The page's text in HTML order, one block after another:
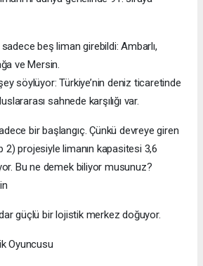
beş liman girebildi: Ambarlı,
ve Mersin.
söylüyor: Türkiye’nin deniz ticaretinde
sahnede karşılığı var.
bir başlangıç. Çünkü devreye giren
2) projesiyle limanın kapasitesi 3,6
Bu ne demek biliyor musunuz?
güçlü bir lojistik merkez doğuyor.
Oyuncusu